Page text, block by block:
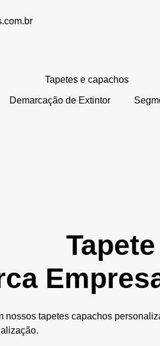
Demarcação de Extintor
tapetes capachos